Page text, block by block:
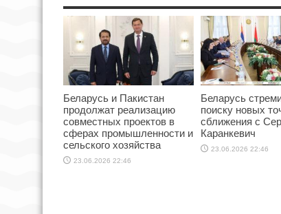
Беларусь и Пакистан
продолжат реализацию
совместных проектов в
сферах промышленности и
сельского хозяйства
23.06.2026 22:46
Беларусь
поиску новых
сближения с
Каранкевич
23.06.2026 22:46